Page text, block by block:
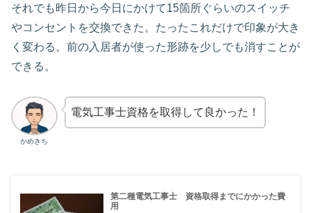
それでも昨日から今日にかけて15箇所ぐらいのスイッチ
やコンセントを交換できた。たったこれだけで印象が大き
く変わる。前の入居者が使った形跡を少しでも消すことが
できる。
かめきち
電気工事士資格を取得して良かった！
第二種電気工事士 資格取得までにかかった費
用